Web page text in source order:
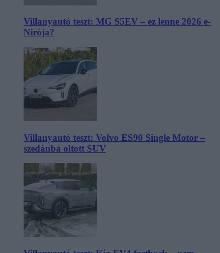
Villanyautó teszt: MG S5EV – ez lenne 2026 e-
Nirója?
Villanyautó teszt: Volvo ES90 Single Motor –
szedánba oltott SUV